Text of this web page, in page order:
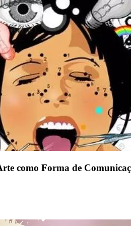
como Forma de